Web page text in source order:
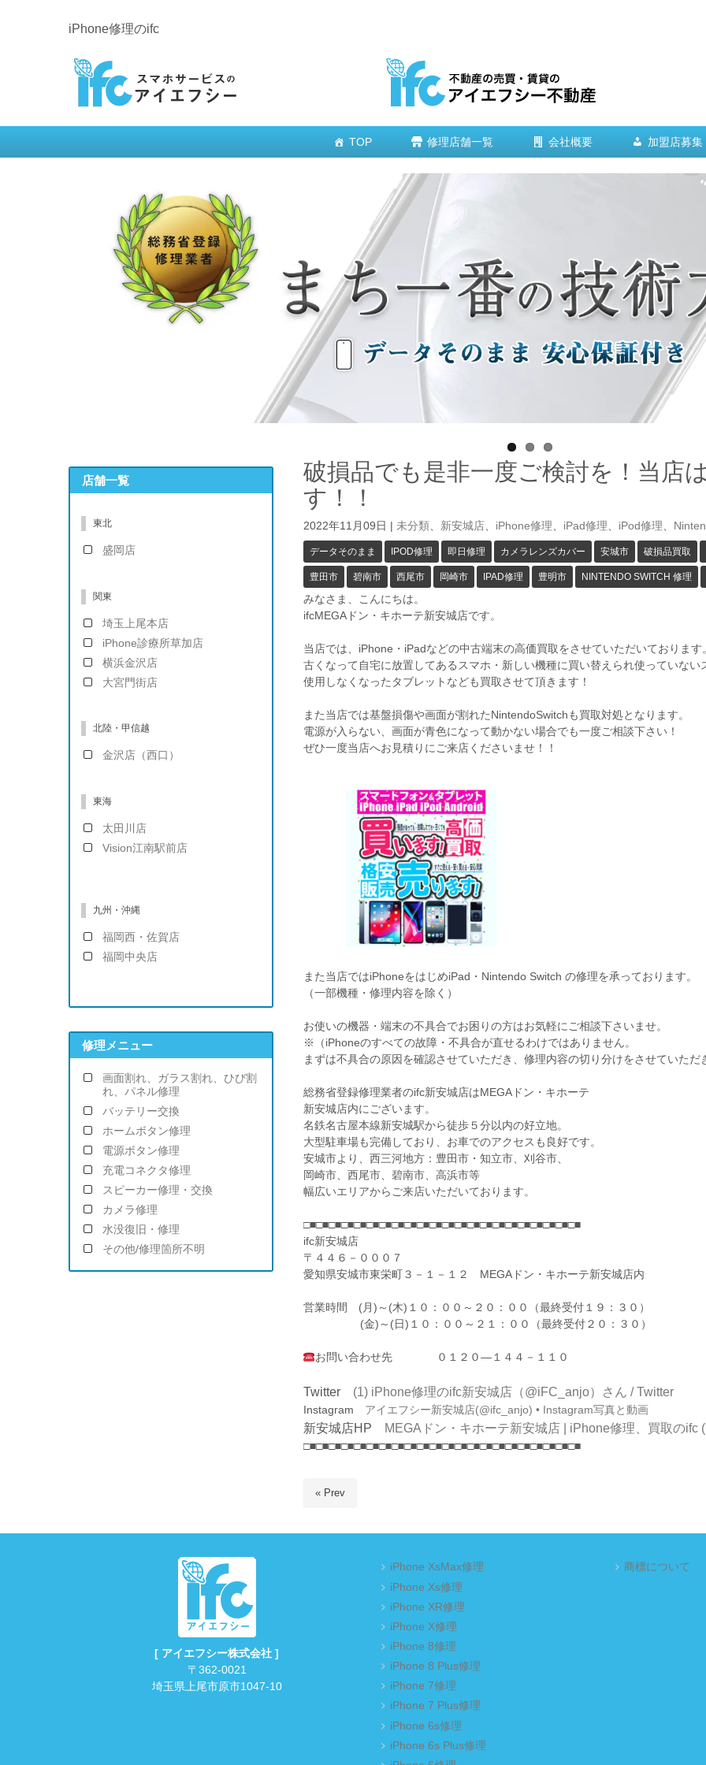
iPhone修理のifc
TOP 修理店舗一覧 会社概要 加盟店募集
破損品でも是非一度ご検討を！当店
す！！
2022年11月09日 未分類、 新安城店、 iPhone修理、 iPad修理、 iPod修理、
データそのまま IPOD修理 即日修理 カメラレンズカバー 安城市 破損品買取
豊田市 碧南市 西尾市 岡崎市 IPAD修理 豊明市 NINTENDO SWITCH 修理
みなさま、こんにちは。
ifcMEGAドン・キホーテ新安城店です。
当店では、iPhone・iPadなどの中古端末の高価買取をさせていただいております。
古くなって自宅に放置してあるスマホ・新しい機種に買い替えられ使っていない
使用しなくなったタブレットなども買取させて頂きます！
また当店では基盤損傷や画面が割れたNintendoSwitchも買取対処となります。
電源が入らない、画面が青色になって動かない場合でも一度ご相談下さい！
ぜひ一度当店へお見積りにご来店くださいませ！！
また当店ではiPhoneをはじめiPad・Nintendo Switch の修理を承っております。
（一部機種・修理内容を除く）
お使いの機器・端末の不具合でお困りの方はお気軽にご相談下さいませ。
※（iPhoneのすべての故障・不具合が直せるわけではありません。
まずは不具合の原因を確認させていただき、修理内容の切り分けをさせていただ
総務省登録修理業者のifc新安城店はMEGAドン・キホーテ
新安城店内にございます。
名鉄名古屋本線新安城駅から徒歩５分以内の好立地。
大型駐車場も完備しており、お車でのアクセスも良好です。
安城市より、西三河地方：豊田市・知立市、刈谷市、
岡崎市、西尾市、碧南市、高浜市等
幅広いエリアからご来店いただいております。
□■□■□■□■□■□■□■□■□■□■□■□■□■□■□■□■□■□■□■□■□■□■
ifc新安城店
〒４４６－０００７
愛知県安城市東栄町３－１－１２ MEGAドン・キホーテ新安城店内
営業時間 (月)～(木)１０：００～２０：００（最終受付１９：３０）
(金)～(日)１０：００～２１：００（最終受付２０：３０）
お問い合わせ先 ０１２０―１４４－１１０
Twitter (1) iPhone修理のifc新安城店（@iFC_anjo）さん / Twitter
Instagram アイエフシー新安城店(@ifc_anjo) • Instagram写真と動画
新安城店HP MEGAドン・キホーテ新安城店 | iPhone修理、買取のifc
□■□■□■□■□■□■□■□■□■□■□■□■□■□■□■□■□■□■□■□■□■□■
« Prev
店舗一覧
東北
盛岡店
関東
埼玉上尾本店
iPhone診療所草加店
横浜金沢店
大宮門街店
北陸・甲信越
金沢店（西口）
東海
太田川店
Vision江南駅前店
九州・沖縄
福岡西・佐賀店
福岡中央店
修理メニュー
画面割れ、ガラス割れ、ひび割
れ、パネル修理
バッテリー交換
ホームボタン修理
電源ボタン修理
充電コネクタ修理
スピーカー修理・交換
カメラ修理
水没復旧・修理
その他/修理箇所不明
[ アイエフシー株式会社 ]
〒362-0021
埼玉県上尾市原市1047-10
iPhone XsMax修理
iPhone Xs修理
iPhone XR修理
iPhone X修理
iPhone 8修理
iPhone 8 Plus修理
iPhone 7修理
iPhone 7 Plus修理
iPhone 6s修理
iPhone 6s Plus修理
商標について